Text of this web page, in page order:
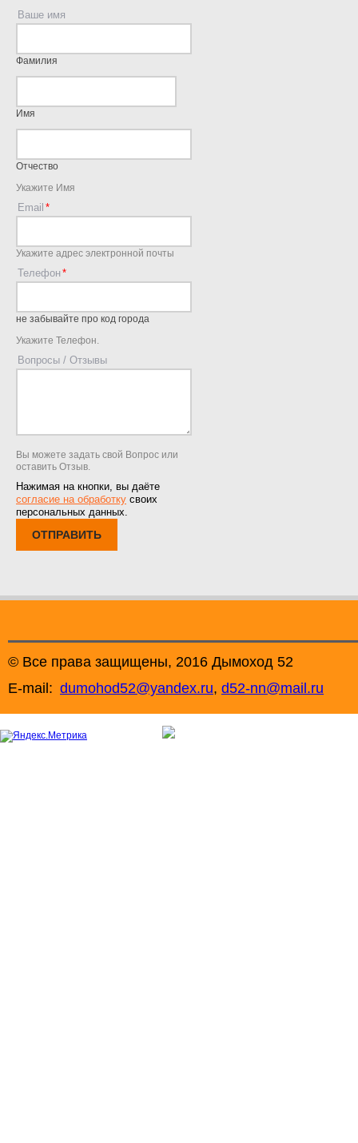
Ваше имя
Фамилия
Имя
Отчество
Укажите Имя
Email
Укажите адрес электронной почты
Телефон
не забывайте про код города
Укажите Телефон.
Вопросы / Отзывы
Вы можете задать свой Вопрос или
оставить Отзыв.
Нажимая на кнопки, вы даёте
согласие на обработку своих
персональных данных.
ОТПРАВИТЬ
© Все права защищены, 2016 Дымоход
E-mail: dumohod52@yandex.ru, d52-nn@mail.ru